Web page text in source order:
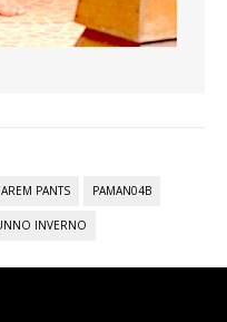
PANTS PAMAN04B
INVERNO